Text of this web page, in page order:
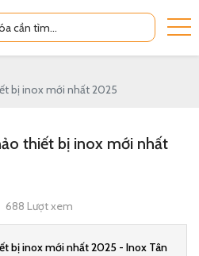
bị inox mới nhất 2025
thiết bị inox mới nhất
688 Lượt xem
bị inox mới nhất 2025 - Inox Tân